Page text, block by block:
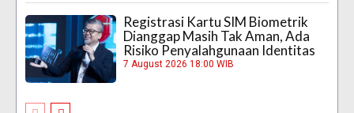
Registrasi Kartu SIM Biometrik
Dianggap Masih Tak Aman, Ada
Risiko Penyalahgunaan Identitas
7 August 2026 18:00 WIB